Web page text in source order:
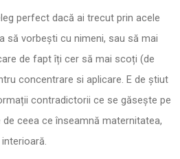
perfect dacă ai trecut prin acele
să vorbești cu nimeni, sau să mai
de fapt îți cer să mai scoți (de
concentrare si aplicare. E de știut
contradictorii ce se găsește pe
ceea ce înseamnă maternitatea,